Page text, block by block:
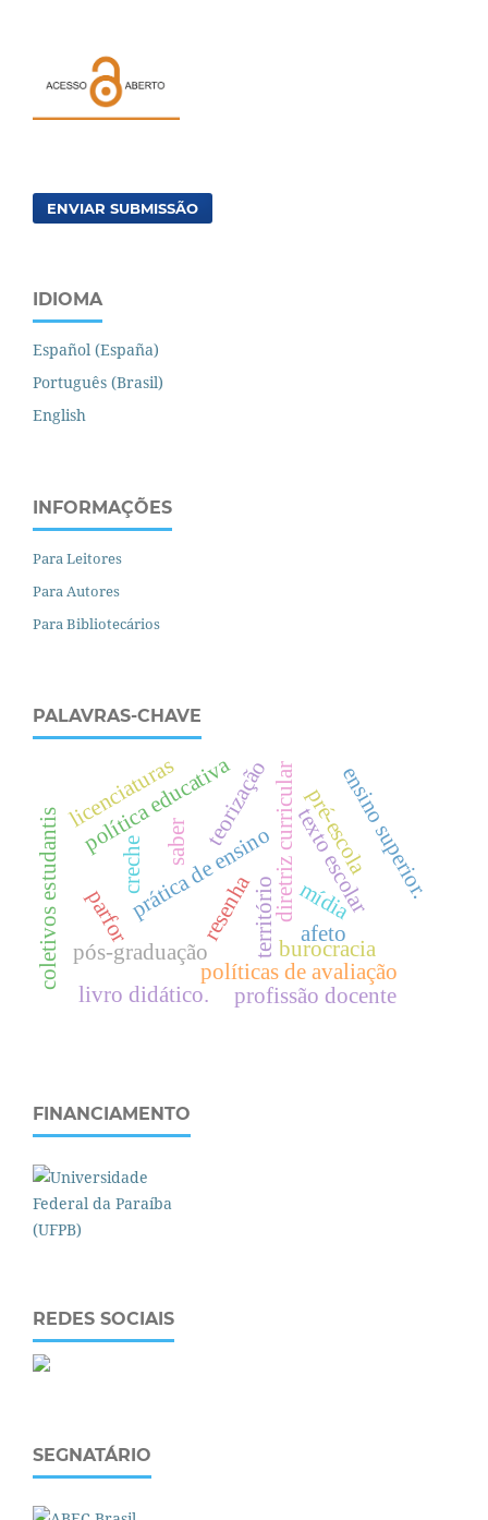
ENVIAR SUBMISSÃO
IDIOMA
Español (España)
Português (Brasil)
English
INFORMAÇÕES
Para Leitores
Para Autores
Para Bibliotecários
PALAVRAS-CHAVE
resenhaterritóriodiretriz curricular
prática de ensino texto escolar
políticas de avaliação
pós-graduação
saber
política educativa
mídia
livro didático.
licenciaturas
parfor
pré-escola
creche
e
n
s
i
n
o
s
u
p
e
r
i
o
r
.
profissão docente
coletivos estudantis
teorização
afeto
burocracia
FINANCIAMENTO
REDES SOCIAIS
SEGNATÁRIO